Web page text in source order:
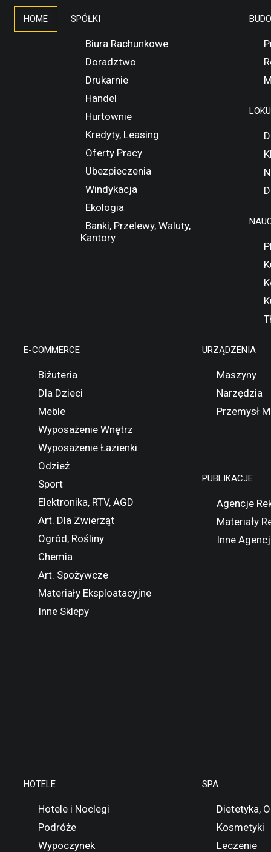
HOME SPÓŁKI
Biura Rachunkowe
Doradztwo
Drukarnie
Handel
Hurtownie
Kredyty, Leasing
Oferty Pracy
Ubezpieczenia
Windykacja
Ekologia
Banki, Przelewy, Waluty,
Kantory
E-COMMERCE
Biżuteria
Dla Dzieci
Meble
Wyposażenie Wnętrz
Wyposażenie Łazienki
Odzież
Sport
Elektronika, RTV, AGD
Art. Dla Zwierząt
Ogród, Rośliny
Chemia
Art. Spożywcze
Materiały Eksploatacyjne
Inne Sklepy
URZĄDZENIA
Maszyny
Narzędzia
Przemysł
PUBLIKACJE
Agencje
Materiały
Inne
HOTELE
Hotele i Noclegi
Podróże
Wypoczynek
SPA
Dietetyka,
Kosmetyki
Leczenie